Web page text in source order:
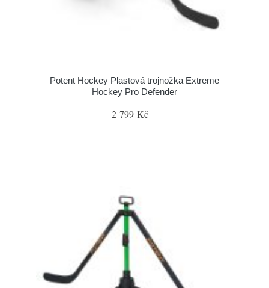
Potent Hockey Plastová trojnožka Extreme
Hockey Pro Defender
2 799 Kč